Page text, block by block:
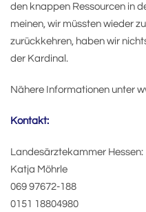
den knappen Ressourcen in
meinen, wir müssten wieder
zurückkehren, haben wir
der Kardinal.
Nähere Informationen unter
Kontakt:
Landesärztekammer Hessen:
Katja Möhrle
069 97672-188
0151 18804980